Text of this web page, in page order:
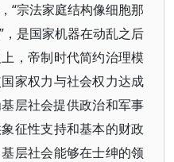
“宗法家庭结构像细胞那
是国家机器在动乱之后
，帝制时代简约治理模
家权力与社会权力达成
层社会提供政治和军事
征性支持和基本的财政
层社会能够在士绅的领